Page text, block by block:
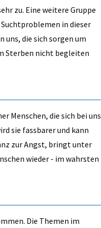
zu. Eine weitere Gruppe
in dieser
uns, die sich sorgen um
Sterben nicht begleiten
Menschen, die sich bei uns
sie fassbarer und kann
zur Angst, bringt unter
wieder - im wahrsten
Die Themen im